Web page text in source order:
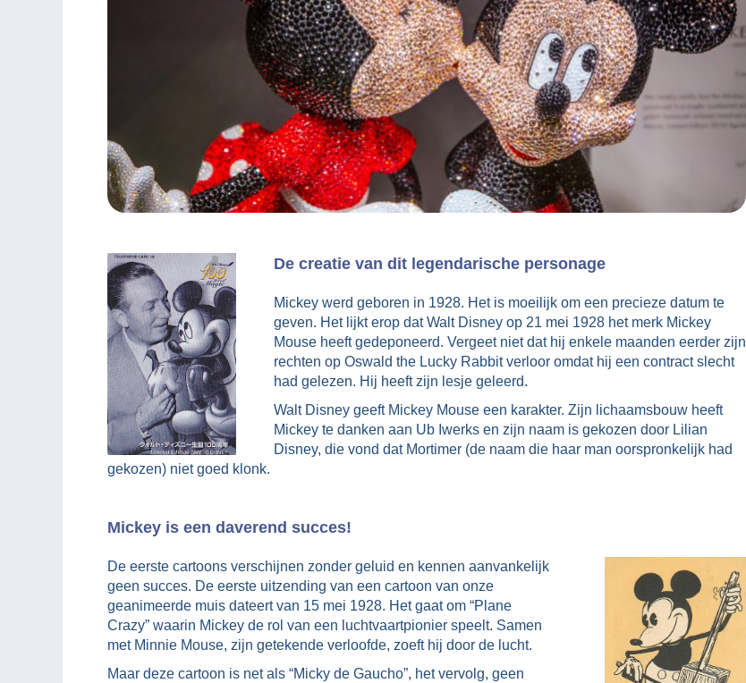
De creatie van dit legendarische personage
Mickey werd geboren in 1928. Het is moeilijk om een precieze datum te
geven. Het lijkt erop dat Walt Disney op 21 mei 1928 het merk Mickey
Mouse heeft gedeponeerd. Vergeet niet dat hij enkele maanden eerder zijn
rechten op Oswald the Lucky Rabbit verloor omdat hij een contract slecht
had gelezen. Hij heeft zijn lesje geleerd.
Walt Disney geeft Mickey Mouse een karakter. Zijn lichaamsbouw heeft
Mickey te danken aan Ub Iwerks en zijn naam is gekozen door Lilian
Disney, die vond dat Mortimer (de naam die haar man oorspronkelijk had
gekozen) niet goed klonk.
Mickey is een daverend succes!
De eerste cartoons verschijnen zonder geluid en kennen aanvankelijk
geen succes. De eerste uitzending van een cartoon van onze
geanimeerde muis dateert van 15 mei 1928. Het gaat om “Plane
Crazy” waarin Mickey de rol van een luchtvaartpionier speelt. Samen
met Minnie Mouse, zijn getekende verloofde, zoeft hij door de lucht.
Maar deze cartoon is net als “Micky de Gaucho”, het vervolg, geen